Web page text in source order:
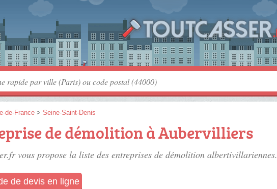
Île-de-France > Seine-Saint-Denis
de démolition à Aubervilliers
vous propose la liste des entreprises de démolition albertivillariennes.
de devis en ligne